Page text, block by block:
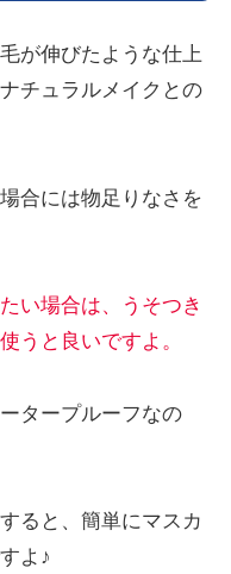
が伸びたような仕上
チュラルメイクとの
合には物足りなさを
い場合は、うそつき
うと良いですよ。
タープルーフなの
ると、簡単にマスカ
よ♪